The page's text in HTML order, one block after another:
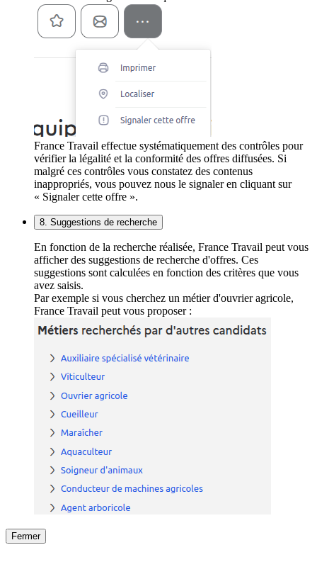
France Travail effectue systématiquement des contrôles pour
vérifier la légalité et la conformité des offres diffusées. Si
malgré ces contrôles vous constatez des contenus
inappropriés, vous pouvez nous le signaler en cliquant sur
« Signaler cette offre ».
8. Suggestions de recherche
En fonction de la recherche réalisée, France Travail peut vous
afficher des suggestions de recherche d'offres. Ces
suggestions sont calculées en fonction des critères que vous
avez saisis.
Par exemple si vous cherchez un métier d'ouvrier agricole,
France Travail peut vous proposer :
Fermer